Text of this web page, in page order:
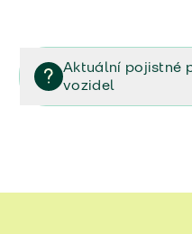
Aktuální pojistné
vozidel
Veřejný příslib -